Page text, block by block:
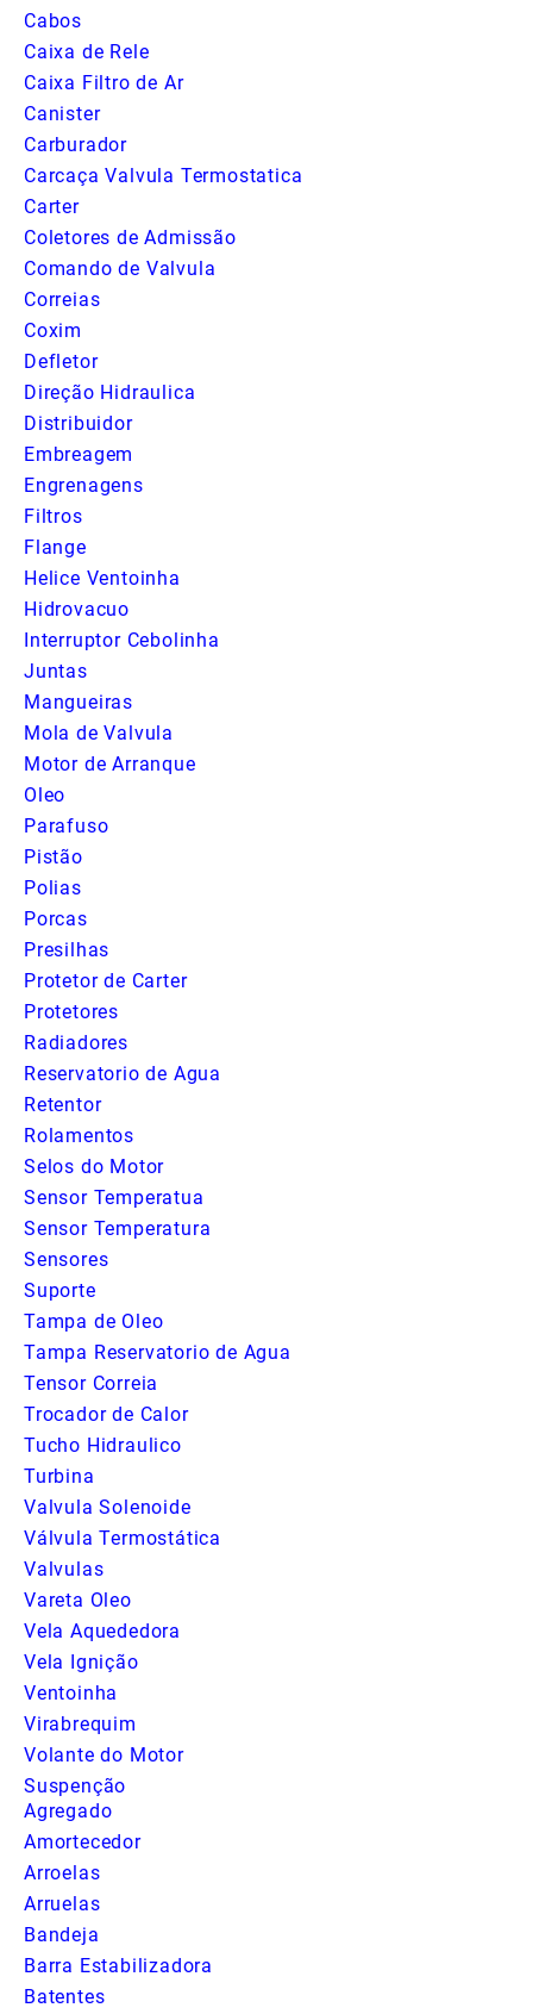
Cabos
Caixa de Rele
Caixa Filtro de Ar
Canister
Carburador
Carcaça Valvula Termostatica
Carter
Coletores de Admissão
Comando de Valvula
Correias
Coxim
Defletor
Direção Hidraulica
Distribuidor
Embreagem
Engrenagens
Filtros
Flange
Helice Ventoinha
Hidrovacuo
Interruptor Cebolinha
Juntas
Mangueiras
Mola de Valvula
Motor de Arranque
Oleo
Parafuso
Pistão
Polias
Porcas
Presilhas
Protetor de Carter
Protetores
Radiadores
Reservatorio de Agua
Retentor
Rolamentos
Selos do Motor
Sensor Temperatua
Sensor Temperatura
Sensores
Suporte
Tampa de Oleo
Tampa Reservatorio de Agua
Tensor Correia
Trocador de Calor
Tucho Hidraulico
Turbina
Valvula Solenoide
Válvula Termostática
Valvulas
Vareta Oleo
Vela Aquededora
Vela Ignição
Ventoinha
Virabrequim
Volante do Motor
Suspenção
Agregado
Amortecedor
Arroelas
Arruelas
Bandeja
Barra Estabilizadora
Batentes